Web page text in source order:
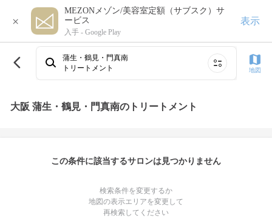
×
MEZONメゾン/美容室定額（サブスク）サ
ービス
入手 - Google Play
表示
蒲生・鶴見・門真南
トリートメント
地図
大阪 蒲生・鶴見・門真南のトリートメント
この条件に該当するサロンは見つかりません
検索条件を変更するか
地図の表示エリアを変更して
再検索してください